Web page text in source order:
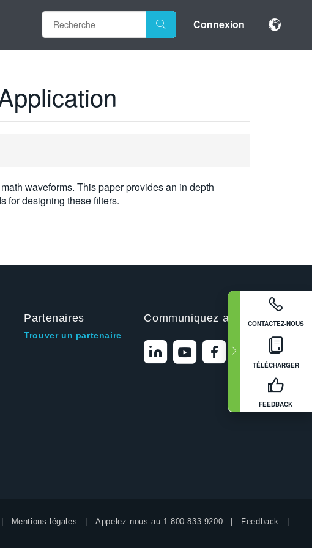
Connexion
CONTACTEZ-NOUS
TÉLÉCHARGER
FEEDBACK
waveforms. This paper provides an in depth
for designing these filters.
Partenaires
Trouver un partenaire
Communiquez avec nous
Mentions légales Appelez-nous au 1-800-833-9200 Feedback